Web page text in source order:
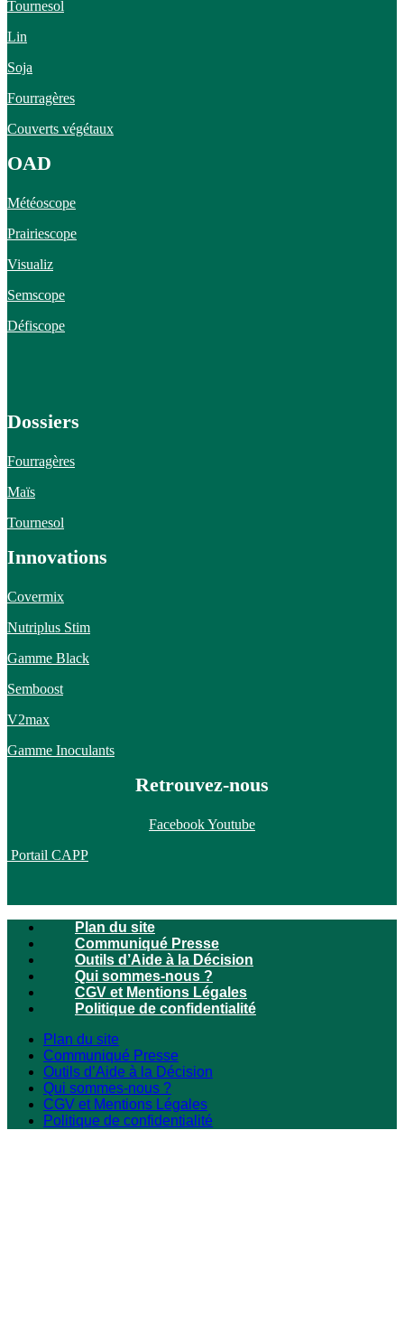
Tournesol
Lin
Soja
Fourragères
Couverts végétaux
OAD
Météoscope
Prairiescope
Visualiz
Semscope
Défiscope
Dossiers
Fourragères
Maïs
Tournesol
Innovations
Covermix
Nutriplus Stim
Gamme Black
Semboost
V2max
Gamme Inoculants
Retrouvez-nous
FacebookYoutube
Portail CAPP
Plan du site
Communiqué Presse
Outils d’Aide à la Décision
Qui sommes-nous ?
CGV et Mentions Légales
Politique de confidentialité
Plan du site
Communiqué Presse
Outils d’Aide à la Décision
Qui sommes-nous ?
CGV et Mentions Légales
Politique de confidentialité